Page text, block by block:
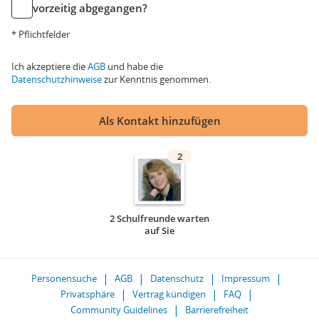
vorzeitig abgegangen?
* Pflichtfelder
Ich akzeptiere dieAGB und habe die
Datenschutzhinweisezur Kenntnis genommen.
Als Kontakt hinzufügen
2
2 Schulfreunde warten
auf Sie
Personensuche AGB Datenschutz
Impressum
Privatsphäre
Vertrag kündigen
FAQ
Community Guidelines
Barrierefreiheit